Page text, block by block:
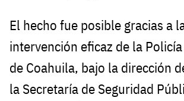
El hecho fue posible gracias a
intervención eficaz de la
de Coahuila, bajo la dirección
la Secretaría de Seguridad